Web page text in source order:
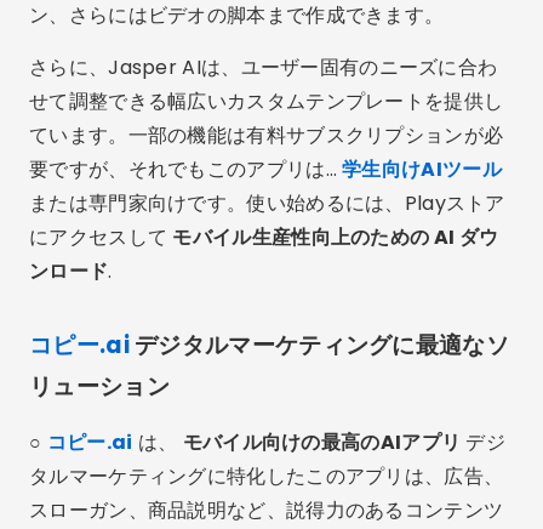
ン、さらにはビデオの脚本まで作成できます。
さらに、Jasper AIは、ユーザー固有のニーズに合わ
せて調整できる幅広いカスタムテンプレートを提供し
ています。一部の機能は有料サブスクリプションが必
要ですが、それでもこのアプリは…学生向けAIツール
または専門家向けです。使い始めるには、Playストア
にアクセスして モバイル生産性向上のための AI ダウ
ンロード.
コピー.aiデジタルマーケティングに最適なソ
リューション
○ コピー.ai は、 モバイル向けの最高のAIアプリ デジ
タルマーケティングに特化したこのアプリは、広告、
スローガン、商品説明など、説得力のあるコンテンツ